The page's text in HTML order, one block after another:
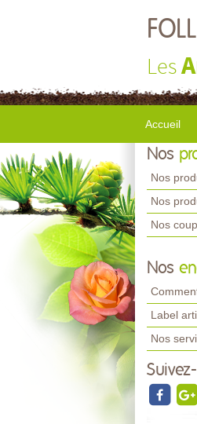
Les
Accueil
Nos
Nos
Nos
Nos
Nos
Label
Nos